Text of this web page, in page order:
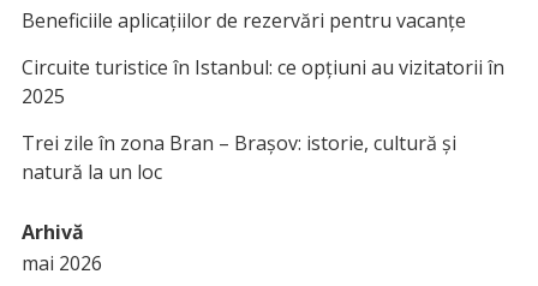
Beneficiile aplicațiilor de rezervări pentru vacanțe
Circuite turistice în Istanbul: ce opțiuni au vizitatorii în
2025
Trei zile în zona Bran – Brașov: istorie, cultură și
natură la un loc
Arhivă
mai 2026